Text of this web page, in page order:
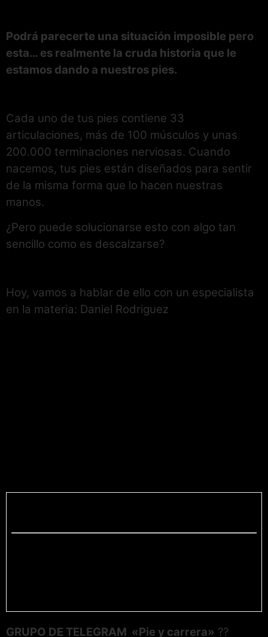
Podrá parecerte una situación imposible pero
esta… es realmente la cruda historia que le
estamos dando a nuestros pies.
Cada uno de tus pies contiene 33
articulaciones, más de 100 músculos y unas
200.000 terminaciones nerviosas. Cuando
nacemos, tus pies están diseñados para sentir
de la misma forma que lo hacen nuestras
manos.
¿Pero puede solucionarse esto con algo tan
sencillo como es descalzarse?
Hoy, vamos a hablar de ello con un especialista
en la materia: Daniel Rodriguez
GRUPO DE TELEGRAM «Pie y carrera» ??